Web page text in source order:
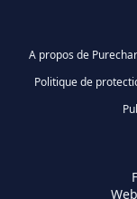
A propos de
Politique de